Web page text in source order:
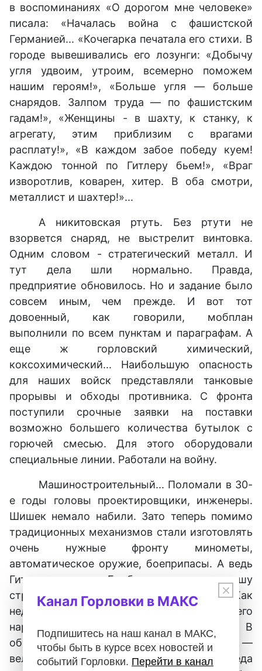
в воспоминаниях «О дорогом мне человеке»
писала: «Началась война с фашистской
Германией... «Кочегарка печатала его стихи. В
городе вывешивались его лозунги: «Добычу
угля удвоим, утроим, всемерно поможем
нашим героям!», «Больше угля — больше
снарядов. Залпом труда — по фашистским
гадам!», «Женщины - в шахту, к станку, к
агрегату, этим приблизим с врагами
расплату!», «В каждом забое победу куем!
Каждою тонной по Гитлеру бьем!», «Враг
изворотлив, коварен, хитер. В оба смотри,
металлист и шахтер!»...
А никитовская ртуть. Без ртути не
взорвется снаряд, не выстрелит винтовка.
Одним словом - стратегический металл. И
тут дела шли нормально. Правда,
предприятие обновилось. Но и задание было
совсем иным, чем прежде. И вот тот
довоенный, как говорили, мобплан
выполнили по всем пунктам и параграфам. А
еще ж горловский химический,
коксохимический... Наибольшую опасность
для наших войск представляли танковые
прорывы и обходы противника. С фронта
поступили срочные заявки на поставки
возможно большего количества бутылок с
горючей смесью. Для этого оборудовали
специальные линии. Работали на войну.
Машиностроительный... Поломали в 30-
е годы головы проектировщики, инженеры.
Шишек немало набили. Зато теперь помимо
традиционных механизмов стали изготовлять
очень нужные фронту минометы,
автоматическое оружие, боеприпасы. А ведь
Гитлер, начиная «Барбароссу», назвал нашу
страну колоссом на глиняных ногах. Как
недооценил он довоенные достижения нашего
народа и как позорно просчитался! В
обретенном могуществе страны —
величайшая заслуга советских людей. Соседа
×
Канал Горловки в МАКС
Подпишитесь на наш канал в МАКС,
чтобы быть в курсе всех новостей и
событий Горловки. Перейти в канал